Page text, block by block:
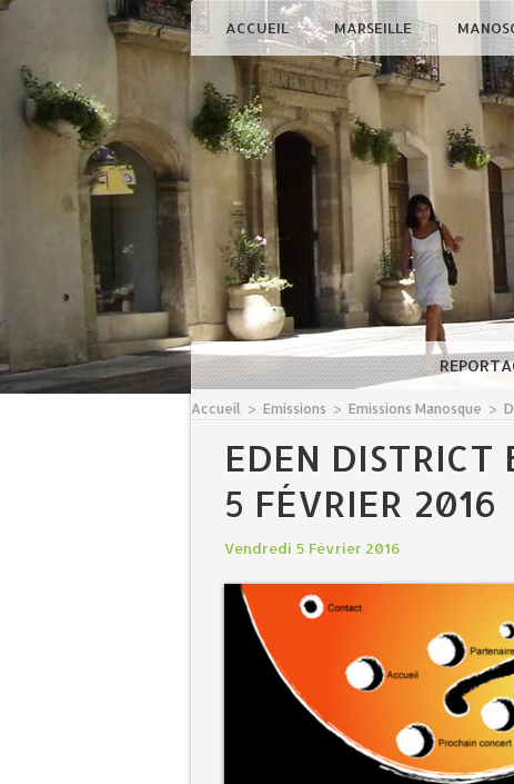
ACCUEIL MARSEILLE
Accueil > Emissions > Emissions Manosque >
EDEN DISTRICT
5 FÉVRIER 2016
Vendredi 5 Février 2016